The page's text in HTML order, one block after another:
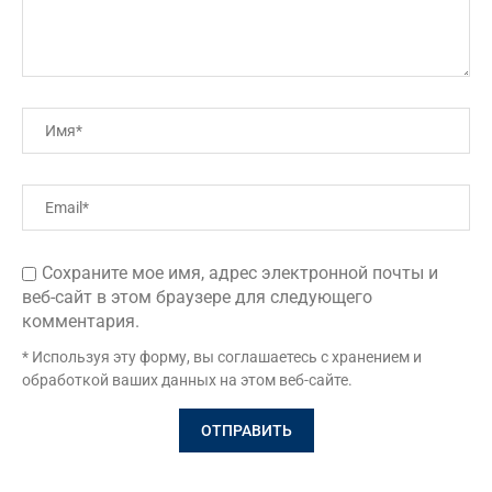
Сохраните мое имя, адрес электронной почты и
веб-сайт в этом браузере для следующего
комментария.
* Используя эту форму, вы соглашаетесь с хранением и
обработкой ваших данных на этом веб-сайте.